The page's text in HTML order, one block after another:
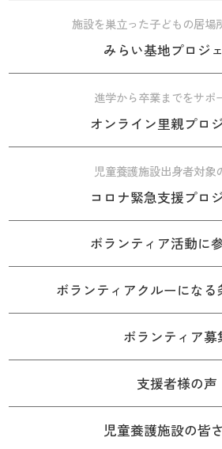
施設を巣立った子どもの居場
みらい基地プロジ
進学から卒業までをサポ
オンライン里親プロ
児童養護施設出身者対象
コロナ緊急支援プロ
ボランティア活動に
ボランティアクルーになる
ボランティア募
支援者様の声
児童養護施設の皆